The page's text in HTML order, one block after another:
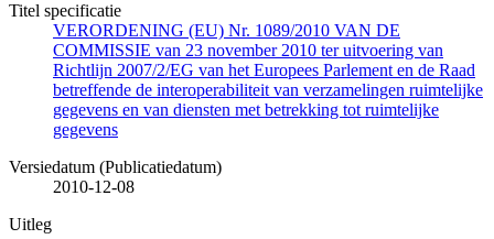
Titel specificatie
VERORDENING (EU) Nr. 1089/2010 VAN DE
COMMISSIE van 23 november 2010 ter uitvoering van
Richtlijn 2007/2/EG van het Europees Parlement en de Raad
betreffende de interoperabiliteit van verzamelingen ruimtelijke
gegevens en van diensten met betrekking tot ruimtelijke
gegevens
Versiedatum (Publicatiedatum)
2010-12-08
Uitleg